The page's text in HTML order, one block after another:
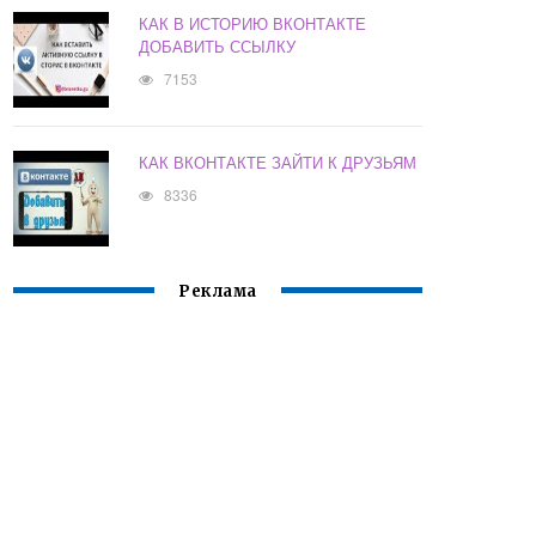
КАК В ИСТОРИЮ ВКОНТАКТЕ
ДОБАВИТЬ ССЫЛКУ
7153
КАК ВКОНТАКТЕ ЗАЙТИ К ДРУЗЬЯМ
8336
Реклама